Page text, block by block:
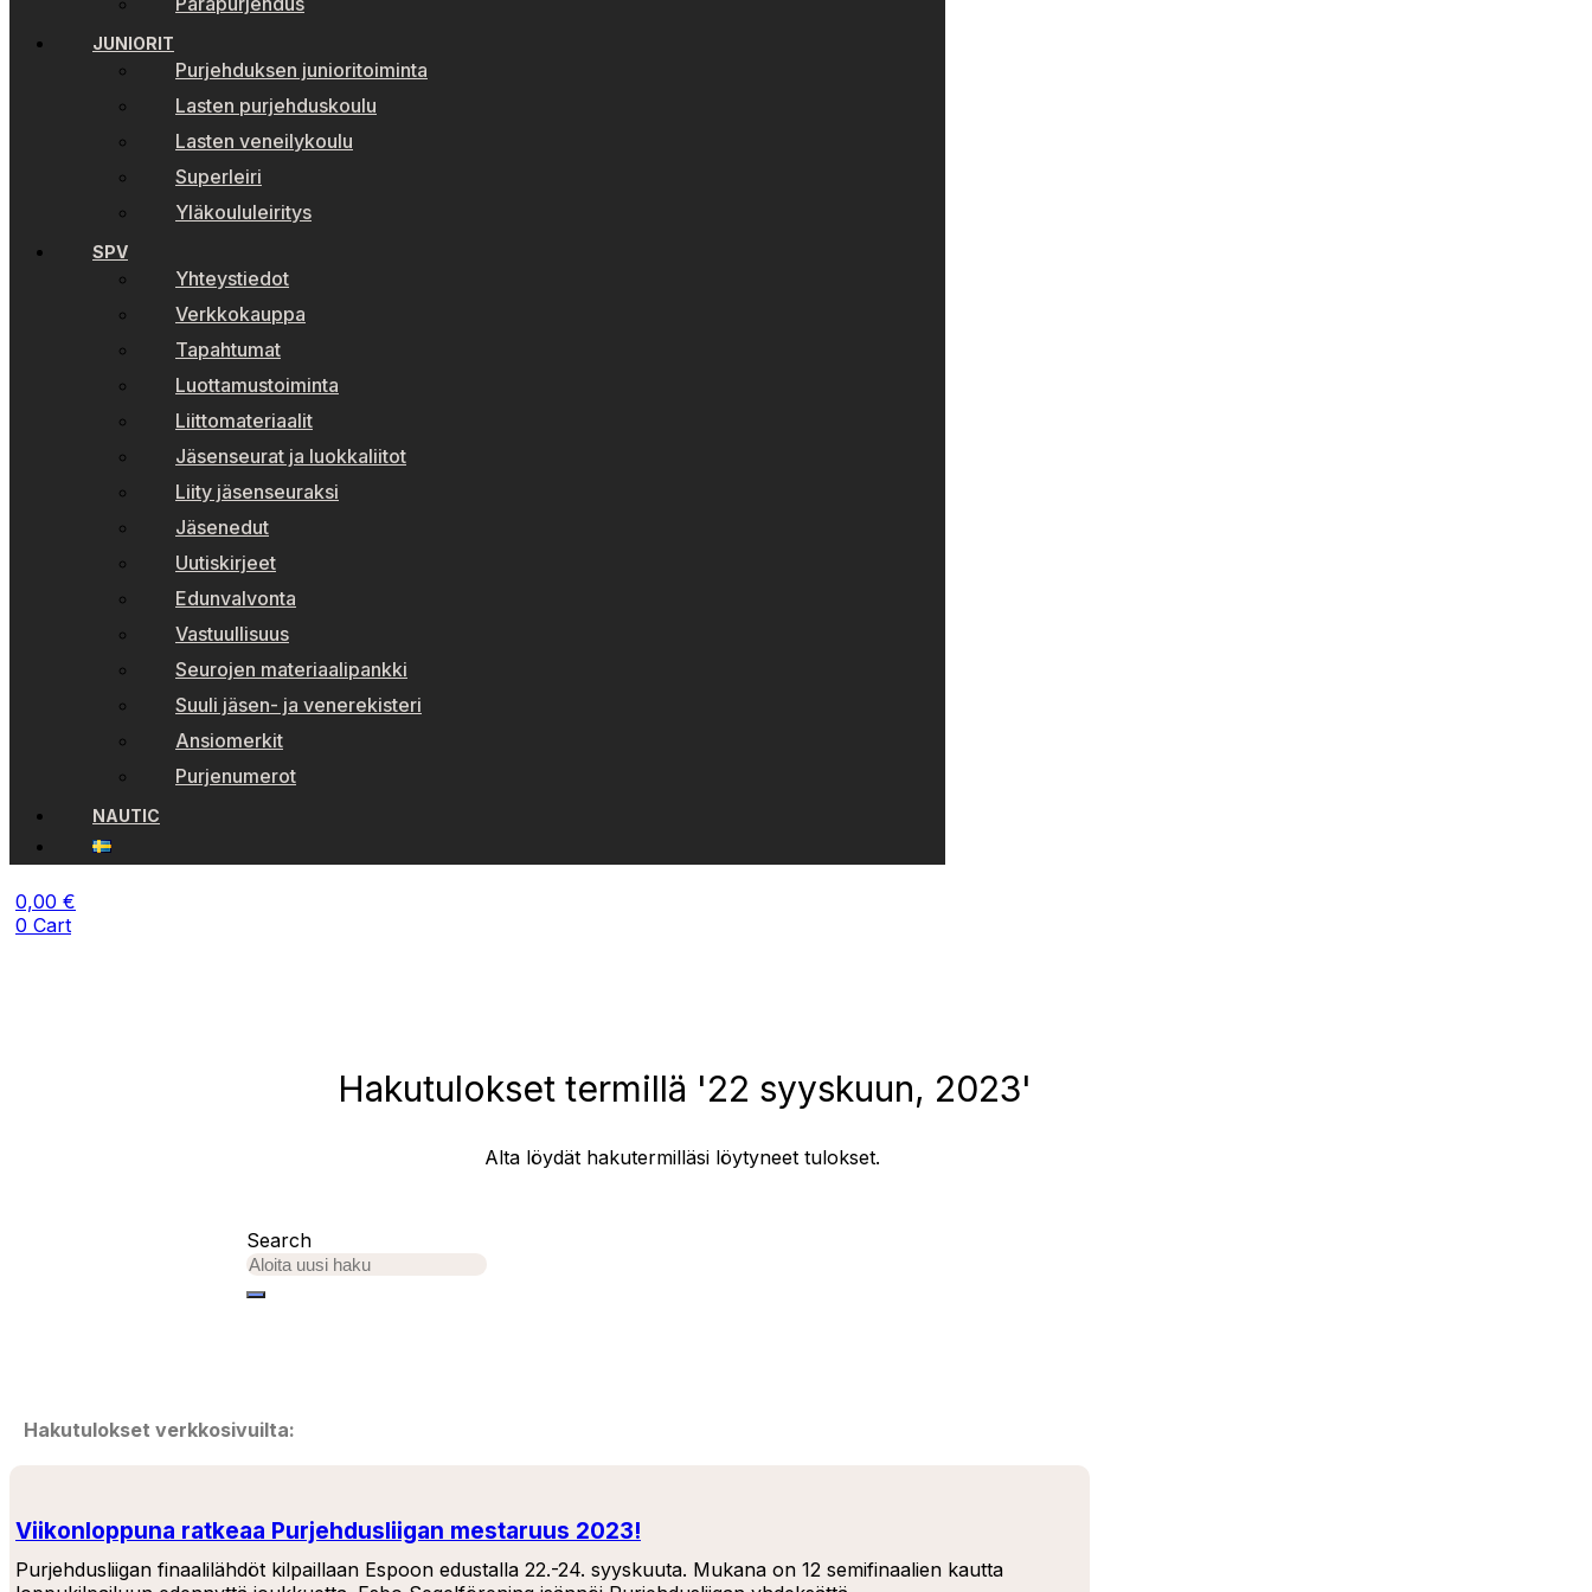
JUNIORIT
Purjehduksen junioritoiminta
Lasten purjehduskoulu
Lasten veneilykoulu
Superleiri
Yläkoululeiritys
SPV
Yhteystiedot
Verkkokauppa
Tapahtumat
Luottamustoiminta
Liittomateriaalit
Jäsenseurat ja luokkaliitot
Liity jäsenseuraksi
Jäsenedut
Uutiskirjeet
Edunvalvonta
Vastuullisuus
Seurojen materiaalipankki
Suuli jäsen- ja venerekisteri
Ansiomerkit
Purjenumerot
NAUTIC
0,00 €
0 Cart
Hakutulokset termillä '22 syyskuun, 2023'
Alta löydät hakutermilläsi löytyneet tulokset.
Search
Hakutulokset verkkosivuilta:
Viikonloppuna ratkeaa Purjehdusliigan mestaruus 2023!
Purjehdusliigan finaalilähdöt kilpaillaan Espoon edustalla 22.-24. syyskuuta. Mukana on 12 semifinaalien kautta